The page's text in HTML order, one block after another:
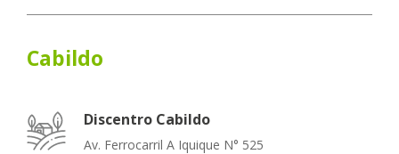
Cabildo
Discentro Cabildo
Av. Ferrocarril A Iquique N° 525